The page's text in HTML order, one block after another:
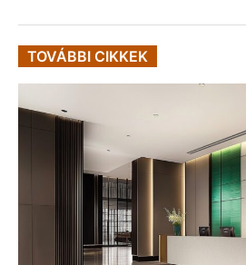
TOVÁBBI CIKKEK